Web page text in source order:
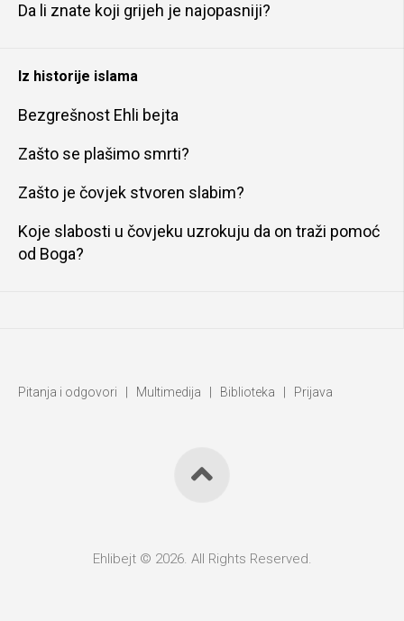
Da li znate koji grijeh je najopasniji?
Iz historije islama
Bezgrešnost Ehli bejta
Zašto se plašimo smrti?
Zašto je čovjek stvoren slabim?
Koje slabosti u čovjeku uzrokuju da on traži pomoć
od Boga?
Pitanja i odgovori Multimedija Biblioteka Prijava
Ehlibejt © 2026. All Rights Reserved.